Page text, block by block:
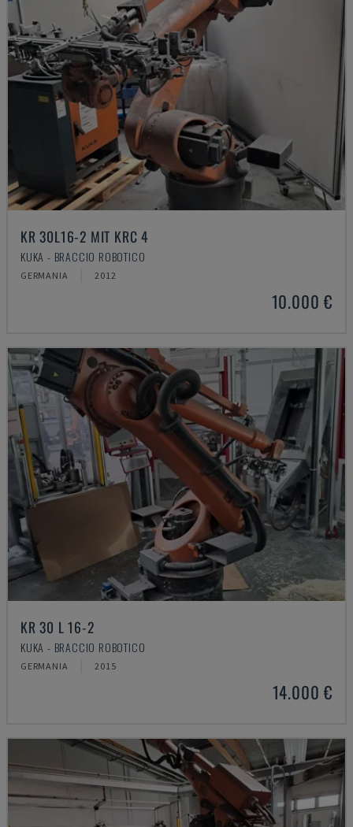
KR 30L16-2 MIT KRC 4
KUKA - BRACCIO ROBOTICO
GERMANIA 2012
10.000 €
KR 30 L 16-2
KUKA - BRACCIO ROBOTICO
GERMANIA 2015
14.000 €